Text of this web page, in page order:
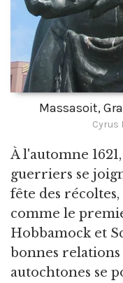
Massasoit,
Cyrus
À l'automne
guerriers se
fête des
comme le
Hobbamock et
bonnes
autochtones se